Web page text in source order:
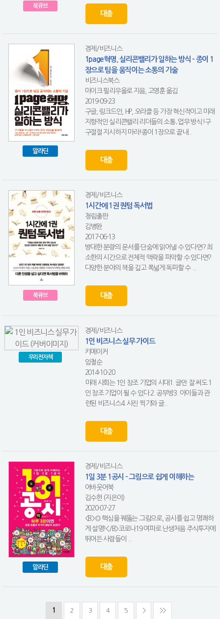
북큐브
대출
알라딘
경제/비즈니스
1page혁명, 실리콘밸리가 일하는 방식 - 종이 1
장으로 팀을 움직이는 소통의 기술
비즈니스북스
마이크 필리우올로 지음, 고영훈 옮김
2019-09-23
구글, 링크드인, HP, 오라클 등 가장 혁신적이고 미래
지향적인 실리콘밸리 리더들의 소통․업무 방식!구
구절절 지시하지 마라!종이 1장으로 끝내...
대출
북큐브
경제/비즈니스
1시간에 1권 퀀텀 독서법
청림출판
김병완
2017-06-13
방대한 분량의 문서를 단숨에 읽어낼 수 있다면? 최
소한의 시간으로 전체적 맥락을 파악할 수 있다면?
다양한 분야의 책을 깊고 폭넓게 독파할 수 ...
대출
우리전자책
경제/비즈니스
1인 비즈니스 실무 가이드
키메이커
임철순
2014-10-20
미래 사회는 1인 창조 기업의 시대1. 글만 잘 써도 1
인 창조 기업이 될 수 있다.2. 공부방3. 아이들과 관
련된 비즈니스4. 사진 찍기와 글...
대출
알라딘
경제/비즈니스
1일 3분 1공시 - 그림으로 쉽게 이해하는
어바웃어북
김수헌 (지은이)
2020-07-27
<B>◎ 핵심을 꿰뚫는 그림으로, 공시를 쉽고 명쾌하
게 설명!</B>코로나19 여파로 난생처음 주식투자에
뛰어든 사람들이 ...
대출
1 2 3 4 5 > >>